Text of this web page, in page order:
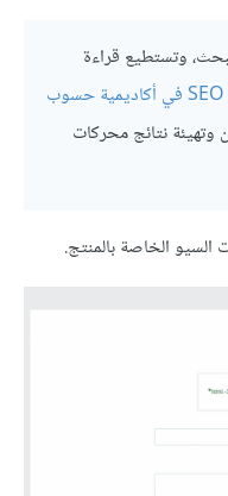
وتستطيع قراءة
نتائج محركات
الخاصة بالمنتج.